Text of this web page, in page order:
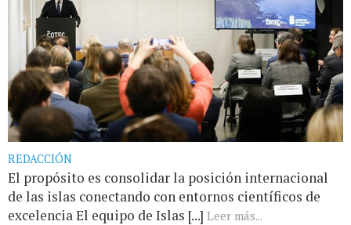
REDACCIÓN
El propósito es consolidar la posición internacional
de las islas conectando con entornos científicos de
excelencia El equipo de Islas [...] Leer más...